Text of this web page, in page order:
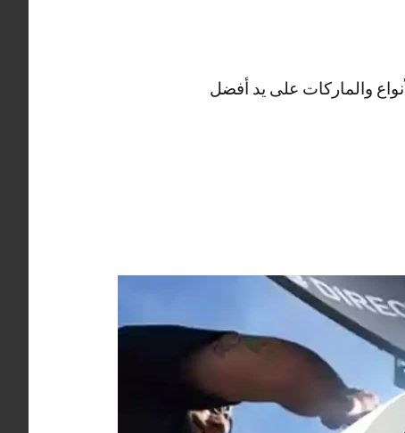
والماركات على يد أفضل